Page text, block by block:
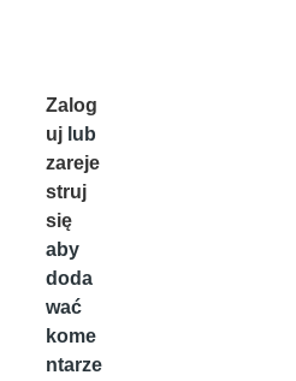
Zalog
uj lub
zareje
struj
się
aby
doda
wać
kome
ntarze